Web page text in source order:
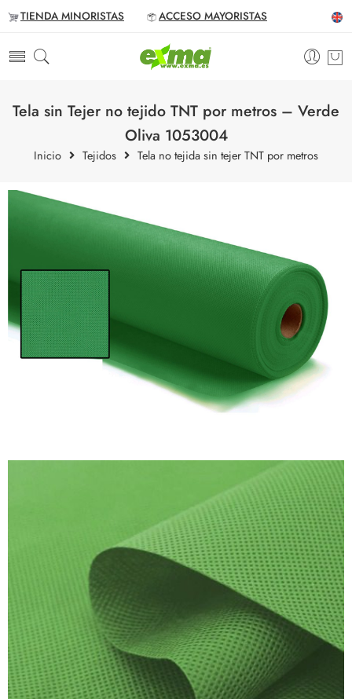
TIENDA MINORISTAS ACCESO MAYORISTAS
Tela sin Tejer no tejido TNT por metros – Verde
Oliva 1053004
Inicio Tejidos Tela no tejida sin tejer TNT por metros